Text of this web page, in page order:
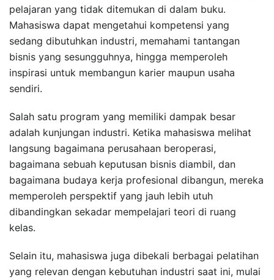
pelajaran yang tidak ditemukan di dalam buku.
Mahasiswa dapat mengetahui kompetensi yang
sedang dibutuhkan industri, memahami tantangan
bisnis yang sesungguhnya, hingga memperoleh
inspirasi untuk membangun karier maupun usaha
sendiri.
Salah satu program yang memiliki dampak besar
adalah kunjungan industri. Ketika mahasiswa melihat
langsung bagaimana perusahaan beroperasi,
bagaimana sebuah keputusan bisnis diambil, dan
bagaimana budaya kerja profesional dibangun, mereka
memperoleh perspektif yang jauh lebih utuh
dibandingkan sekadar mempelajari teori di ruang
kelas.
Selain itu, mahasiswa juga dibekali berbagai pelatihan
yang relevan dengan kebutuhan industri saat ini, mulai